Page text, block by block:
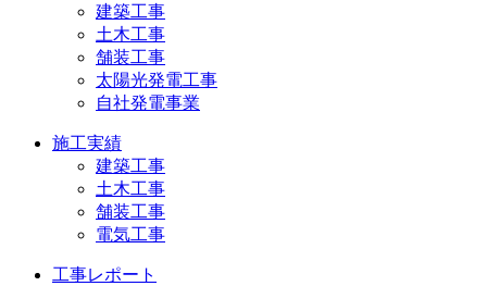
建築工事
土木工事
舗装工事
太陽光発電工事
自社発電事業
施工実績
建築工事
土木工事
舗装工事
電気工事
工事レポート